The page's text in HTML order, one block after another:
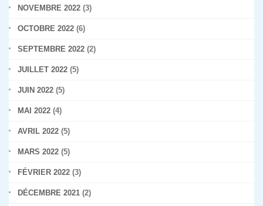
NOVEMBRE 2022 (3)
OCTOBRE 2022 (6)
SEPTEMBRE 2022 (2)
JUILLET 2022 (5)
JUIN 2022 (5)
MAI 2022 (4)
AVRIL 2022 (5)
MARS 2022 (5)
FÉVRIER 2022 (3)
DÉCEMBRE 2021 (2)